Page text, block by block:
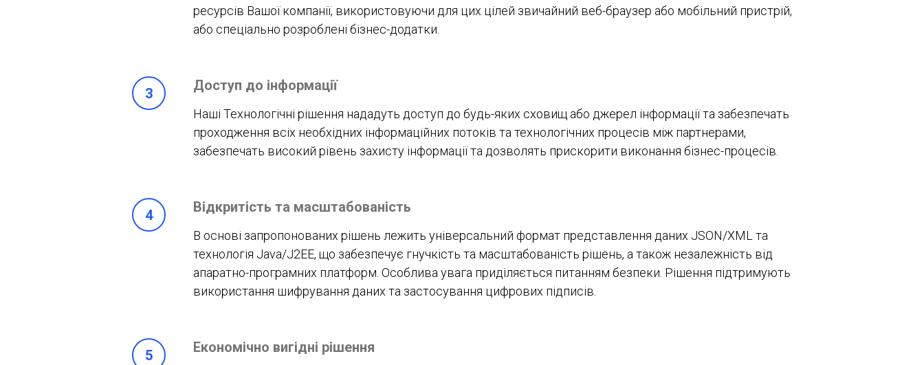
ресурсів Вашої компанії, використовуючи для цих цілей звичайний веб-браузер або мобільний пристрій,
або спеціально розроблені бізнес-додатки.
Доступ до інформації
Наші Технологічні рішення нададуть доступ до будь-яких сховищ або джерел інформації та забезпечать
проходження всіх необхідних інформаційних потоків та технологічних процесів між партнерами,
забезпечать високий рівень захисту інформації та дозволять прискорити виконання бізнес-процесів.
Відкритість та масштабованість
В основі запропонованих рішень лежить універсальний формат представлення даних JSON/XML та
технологія Java/J2EE, що забезпечує гнучкість та масштабованість рішень, а також незалежність від
апаратно-програмних платформ. Особлива увага приділяється питанням безпеки. Рішення підтримують
використання шифрування даних та застосування цифрових підписів.
Економічно вигідні рішення